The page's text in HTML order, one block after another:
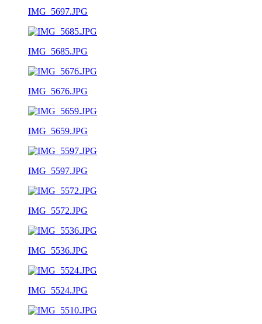
IMG_5697.JPG
IMG_5685.JPG
IMG_5676.JPG
IMG_5659.JPG
IMG_5597.JPG
IMG_5572.JPG
IMG_5536.JPG
IMG_5524.JPG